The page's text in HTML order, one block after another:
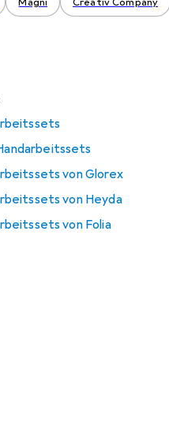
von Glorex
von Heyda
von Folia